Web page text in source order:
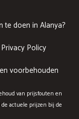
te doen in Alanya?
Privacy Policy
voorbehouden
van prijsfouten en
actuele prijzen bij de